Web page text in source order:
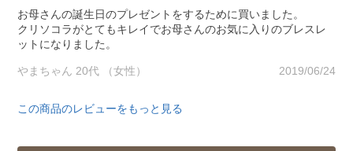
お母さんの誕生日のプレゼントをするために買いました。
クリソコラがとてもキレイでお母さんのお気に入りのブレスレ
ットになりました。
やまちゃん 20代 （女性） 2019/06/24
この商品のレビューをもっと見る